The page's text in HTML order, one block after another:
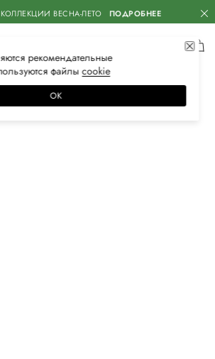
ВЕСНА-ЛЕТО ПОДРОБНЕЕ
Монки
рекомендательные
файлысооkiе
ОК